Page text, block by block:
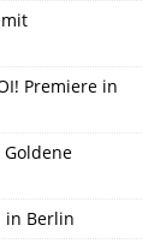
mit
Premiere in
in Berlin